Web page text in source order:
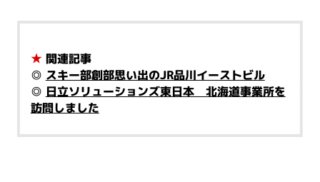
★ 関連記事
◎ スキー部創部思い出のJR品川イーストビル
◎ 日立ソリューションズ東日本 北海道事業所を
訪問しました